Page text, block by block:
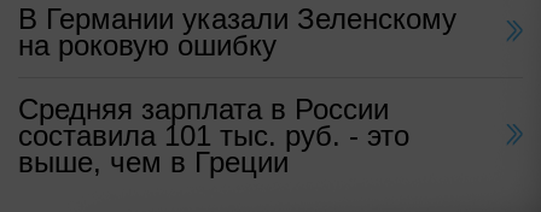
В Германии указали Зеленскому
на роковую ошибку
Средняя зарплата в России
составила 101 тыс. руб. - это
выше, чем в Греции